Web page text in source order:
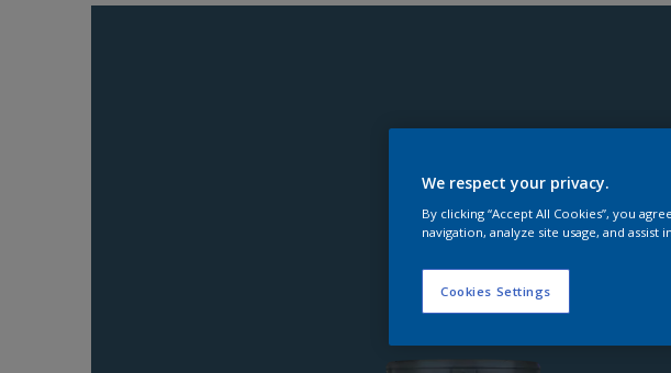
We respect your privacy.
By clicking “Accept All Cookies”, you
navigation, analyze site usage, and
Cookies Settings